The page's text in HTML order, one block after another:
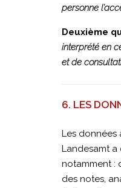
personne
Deuxième
interprété en
et de
6. LES
Les données
Landesamt a
notamment :
des notes,